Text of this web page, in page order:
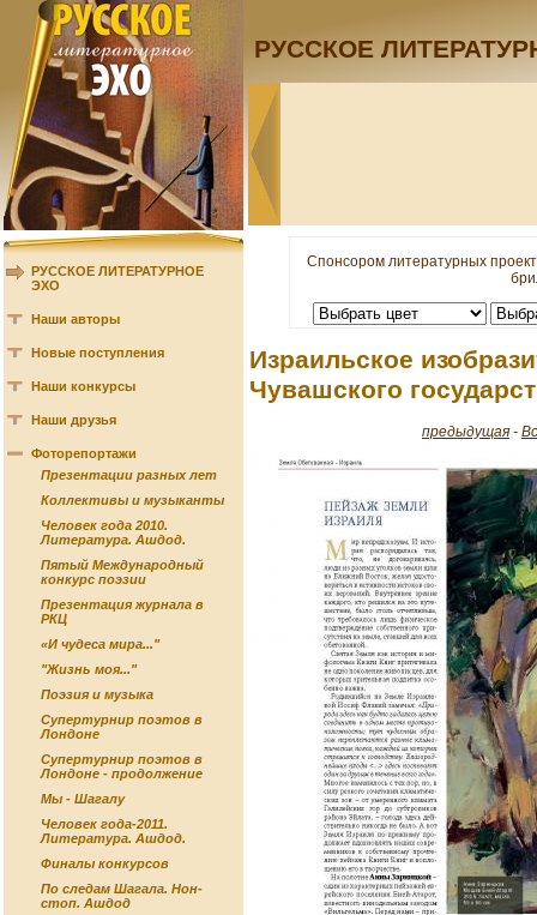
РУССКОЕ
РУССКОЕ ЛИТЕРАТУРНОЕ
ЭХО
Наши авторы
Новые поступления
Наши конкурсы
Наши друзья
Фоторепортажи
Презентации разных лет
Коллективы и музыканты
Человек года 2010.
Литература. Ашдод.
Пятый Международный
конкурс поэзии
Презентация журнала в
РКЦ
«И чудеса мира..."
"Жизнь моя..."
Поэзия и музыка
Супертурнир поэтов в
Лондоне
Супертурнир поэтов в
Лондоне - продолжение
Мы - Шагалу
Человек года-2011.
Литература. Ашдод.
Финалы конкурсов
По следам Шагала. Нон-
стоп. Ашдод
Спонсором литературных
Израильское
Чувашского
предыдущая -